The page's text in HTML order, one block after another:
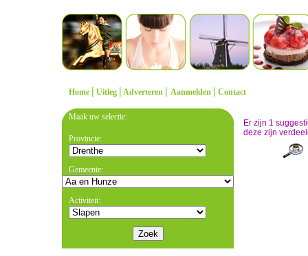
Home | Uitleg | Adverteren | Aanmelden | Contact
Maak uw selectie:
Provincie:
Gemeente:
Activiteit:
Er zijn 1
deze zijn